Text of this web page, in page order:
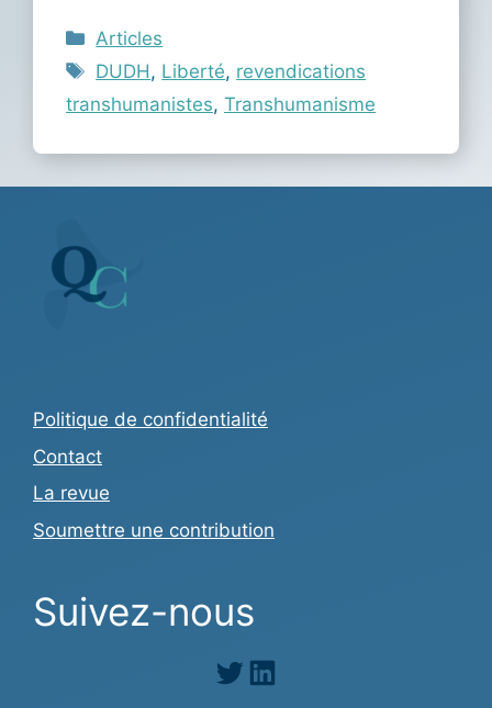
Catégories
Articles
Étiquettes
DUDH, Liberté, revendications
transhumanistes, Transhumanisme
Politique de confidentialité
Contact
La revue
Soumettre une contribution
Suivez-nous
TwitterLinkedIn